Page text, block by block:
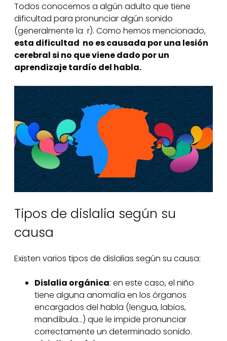
Todos conocemos a algún adulto que tiene
dificultad para pronunciar algún sonido
(generalmente la r). Como hemos mencionado,
esta dificultad no es causada por una lesión
cerebral si no que viene dado por un
aprendizaje tardío del habla.
Tipos de dislalia según su
causa
Existen varios tipos de dislalias según su causa:
Dislalia orgánica: en este caso, el niño
tiene alguna anomalía en los órganos
encargados del habla (lengua, labios,
mandíbula…) que le impide pronunciar
correctamente un determinado sonido.